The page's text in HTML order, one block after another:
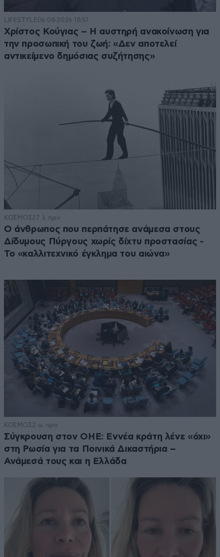
LIFESTYLE06·08·2026 18:51
Χρίστος Κούγιας – Η αυστηρή ανακοίνωση για
την προσωπική του ζωή: «Δεν αποτελεί
αντικείμενο δημόσιας συζήτησης»
ΚΟΣΜΟΣ27 λ. πριν
Ο άνθρωπος που περπάτησε ανάμεσα στους
Δίδυμους Πύργους χωρίς δίχτυ προστασίας -
Το «καλλιτεχνικό έγκλημα του αιώνα»
ΚΟΣΜΟΣ2 ω. πριν
Σύγκρουση στον ΟΗΕ: Εννέα κράτη λένε «όχι»
στη Ρωσία για τα Ποινικά Δικαστήρια –
Ανάμεσά τους και η Ελλάδα